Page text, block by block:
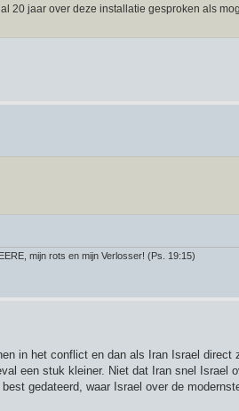
20 jaar over deze installatie gesproken als
mijn rots en mijn Verlosser! (Ps. 19:15)
in het conflict en dan als Iran Israel direct
een stuk kleiner. Niet dat Iran snel Israel
gedateerd, waar Israel over de